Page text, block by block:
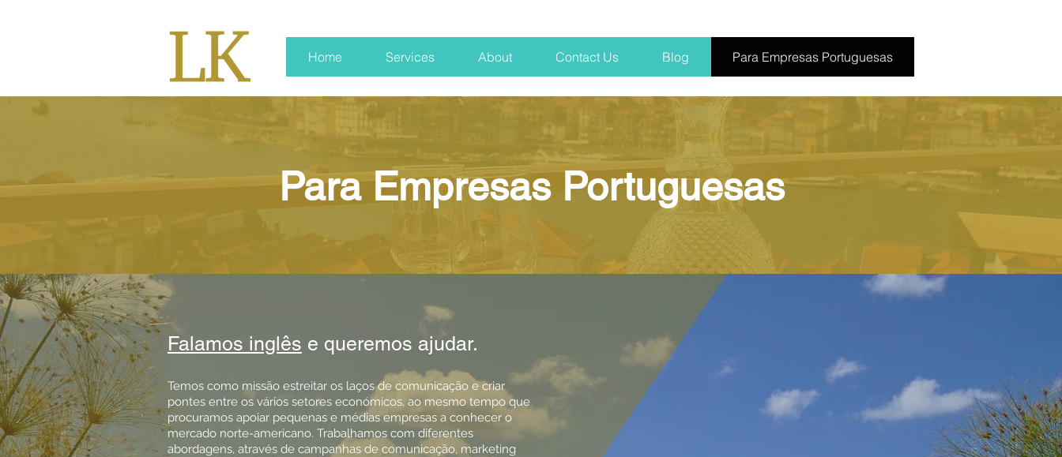
Home Services About Contact Us Blog Para Empresas Portuguesas
Para Empresas Portuguesas
Falamos inglês e queremos ajudar.
Temos como missão estreitar os laços de comunicação e criar
pontes entre os vários setores económicos, ao mesmo tempo que
procuramos apoiar pequenas e médias empresas a conhecer o
mercado norte-americano. Trabalhamos com diferentes
abordagens, através de campanhas de comunicação, marketing